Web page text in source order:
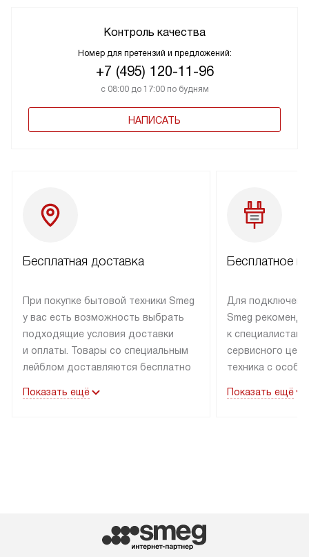
Контроль качества
Номер для претензий и предложений:
+7 (495) 120-11-96
с 08:00 до 17:00 по будням
НАПИСАТЬ
Бесплатная доставка
При покупке бытовой техники Smeg
у вас есть возможность выбрать
подходящие условия доставки
и оплаты. Товары со специальным
лейблом доставляются бесплатно
до подъезда. Доставка за пределы
транспортные компании. После
100% предоплаты мы бесплатно
Показать ещё
Бесплатное
Для
Smeg
к специалистам
сервисного
техника с
коммуникациям.
Показать ещё